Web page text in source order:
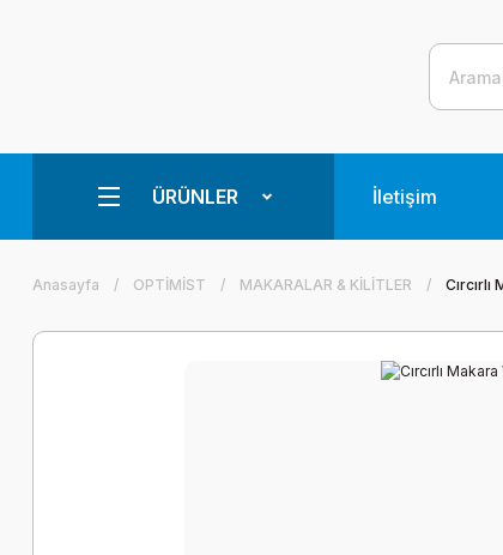
ÜRÜNLER İletişim
Anasayfa OPTİMİST MAKARALAR & KİLİTLER